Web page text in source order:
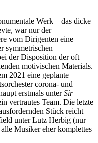
Werk – das dicke
war nur der
vom Dirigenten eine
symmetrischen
der Disposition der oft
motivischen Materials.
2021 eine geplante
corona- und
erstmals unterSir
vertrautes Team. Die letzte
Stück reicht
unter Lutz Herbig (nur
Musiker eher komplettes